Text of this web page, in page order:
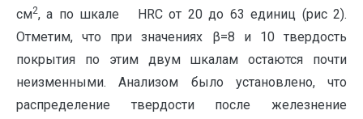
см2, а по шкале HRC от 20 до 63 единиц (рис 2).
Отметим, что при значениях β=8 и 10 твердость
покрытия по этим двум шкалам остаются почти
неизменными. Анализом было установлено, что
распределение твердости после железнение